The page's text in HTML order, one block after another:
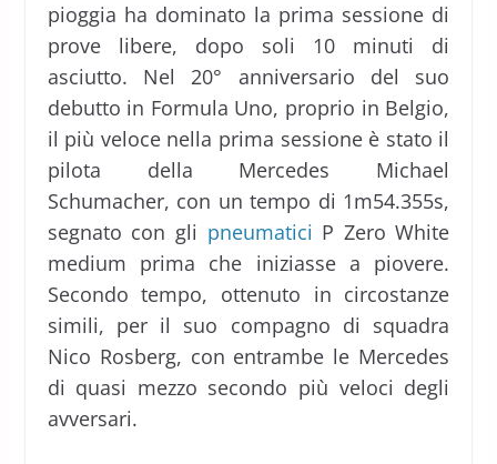
pioggia ha dominato la prima sessione di
prove libere, dopo soli 10 minuti di
asciutto. Nel 20° anniversario del suo
debutto in Formula Uno, proprio in Belgio,
il più veloce nella prima sessione è stato il
pilota della Mercedes Michael
Schumacher, con un tempo di 1m54.355s,
segnato con gli pneumatici P Zero White
medium prima che iniziasse a piovere.
Secondo tempo, ottenuto in circostanze
simili, per il suo compagno di squadra
Nico Rosberg, con entrambe le Mercedes
di quasi mezzo secondo più veloci degli
avversari.